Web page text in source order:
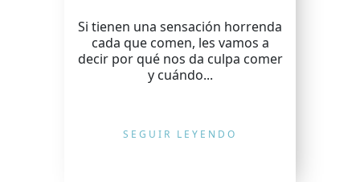
Si tienen una sensación horrenda
cada que comen, les vamos a
decir por qué nos da culpa comer
y cuándo...
SEGUIR LEYENDO